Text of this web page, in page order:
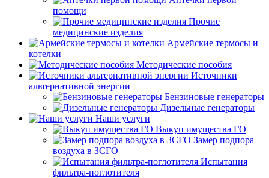
помощи
Прочие
медицинские изделия
Армейские термосы и
котелки
Методические пособия
Источники
альтернативной энергии
Бензиновые генераторы
Дизельные генераторы
Наши услуги
Выкуп имущества ГО
Замер подпора
воздуха в ЗСГО
Испытания
фильтра-поглотителя